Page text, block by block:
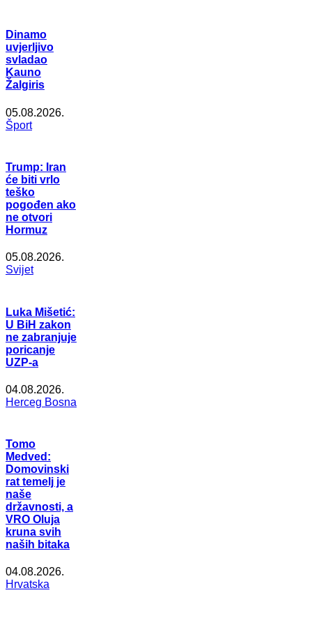
Dinamo
uvjerljivo
svladao
Kauno
Žalgiris
05.08.2026.
Šport
Trump: Iran
će biti vrlo
teško
pogođen ako
ne otvori
Hormuz
05.08.2026.
Svijet
Luka Mišetić:
U BiH zakon
ne zabranjuje
poricanje
UZP-a
04.08.2026.
Herceg Bosna
Tomo
Medved:
Domovinski
rat temelj je
naše
državnosti, a
VRO Oluja
kruna svih
naših bitaka
04.08.2026.
Hrvatska